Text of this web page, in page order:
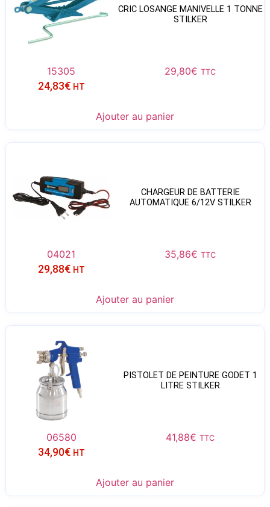
CRIC LOSANGE MANIVELLE 1 TONNE
STILKER
15305 29,80€ TTC
24,83€ HT
Ajouter au panier
CHARGEUR DE BATTERIE
AUTOMATIQUE 6/12V STILKER
04021 35,86€ TTC
29,88€ HT
Ajouter au panier
PISTOLET DE PEINTURE GODET 1
LITRE STILKER
06580 41,88€ TTC
34,90€ HT
Ajouter au panier